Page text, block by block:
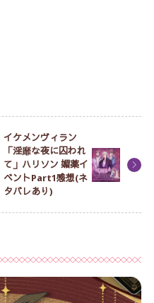
イケメンヴィラン
「淫靡な夜に囚われ
て」ハリソン 媚薬イ
ベントPart1感想(ネ
タバレあり)